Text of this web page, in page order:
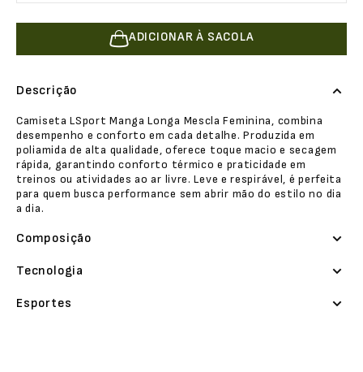
ADICIONAR À SACOLA
Descrição
Camiseta LSport Manga Longa Mescla Feminina, combina
desempenho e conforto em cada detalhe. Produzida em
poliamida de alta qualidade, oferece toque macio e secagem
rápida, garantindo conforto térmico e praticidade em
treinos ou atividades ao ar livre. Leve e respirável, é perfeita
para quem busca performance sem abrir mão do estilo no dia
a dia.
Composição
Tecnologia
Esportes